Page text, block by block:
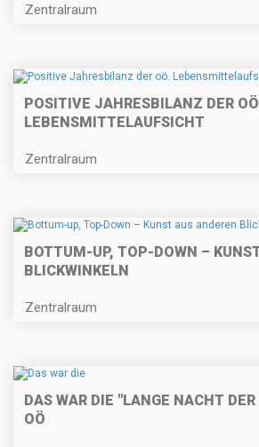
Zentralraum
POSITIVE JAHRESBILANZ DER
LEBENSMITTELAUFSICHT
Zentralraum
BOTTUM-UP, TOP-DOWN –
BLICKWINKELN
Zentralraum
DAS WAR DIE "LANGE NACHT DER
OÖ